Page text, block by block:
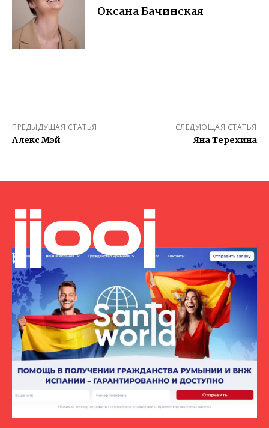
Оксана Бачинская
ПРЕДЫДУЩАЯ СТАТЬЯ
Алекс Мэй
СЛЕДУЮЩАЯ СТАТЬЯ
Яна Терехина
jjooj